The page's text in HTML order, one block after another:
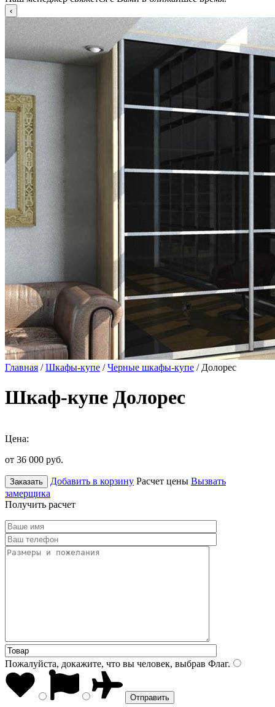
Главная /Шкафы-купе /Черные шкафы-купе / Долорес
Шкаф-купе Долорес
Цена:
от 36 000 руб.
Заказать Добавить в корзину Расчет цены Вызвать
замерщика
Получить расчет
Пожалуйста, докажите, что вы человек, выбрав Флаг.